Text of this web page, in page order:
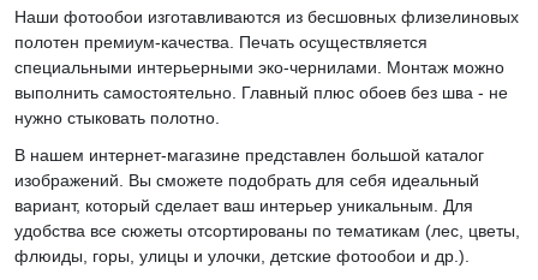
Наши фотообои изготавливаются из бесшовных флизелиновых
полотен премиум-качества. Печать осуществляется
специальными интерьерными эко-чернилами. Монтаж можно
выполнить самостоятельно. Главный плюс обоев без шва - не
нужно стыковать полотно.
В нашем интернет-магазине представлен большой каталог
изображений. Вы сможете подобрать для себя идеальный
вариант, который сделает ваш интерьер уникальным. Для
удобства все сюжеты отсортированы по тематикам (лес, цветы,
флюиды, горы, улицы и улочки, детские фотообои и др.).